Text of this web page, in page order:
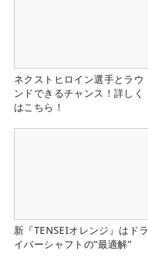
ネクストヒロイン選手とラウ
ンドできるチャンス！詳しく
はこちら！
新『TENSEIオレンジ』はドラ
イバーシャフトの“最適解”